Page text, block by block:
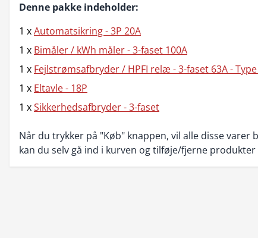
Denne pakke indeholder:
1 xAutomatsikring - 3P 20A
1 x Bimåler / kWh måler - 3-faset 100A
1 x Fejlstrømsafbryder / HPFI relæ - 3-faset 63A - Type
1 x Eltavle - 18P
1 xSikkerhedsafbryder - 3-faset
Når du trykker på "Køb" knappen, vil alle disse varer
kan du selv gå ind i kurven og tilføje/fjerne